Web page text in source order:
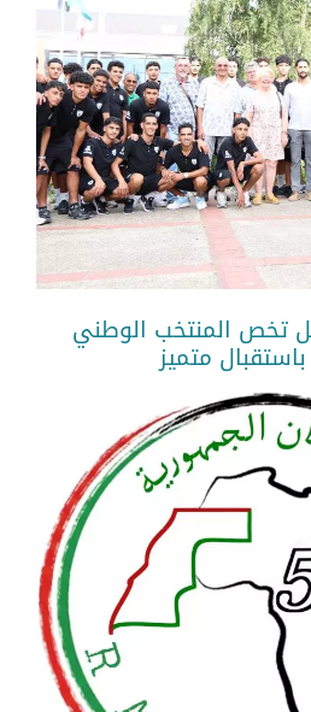
تخص المنتخب الوطني
متميز